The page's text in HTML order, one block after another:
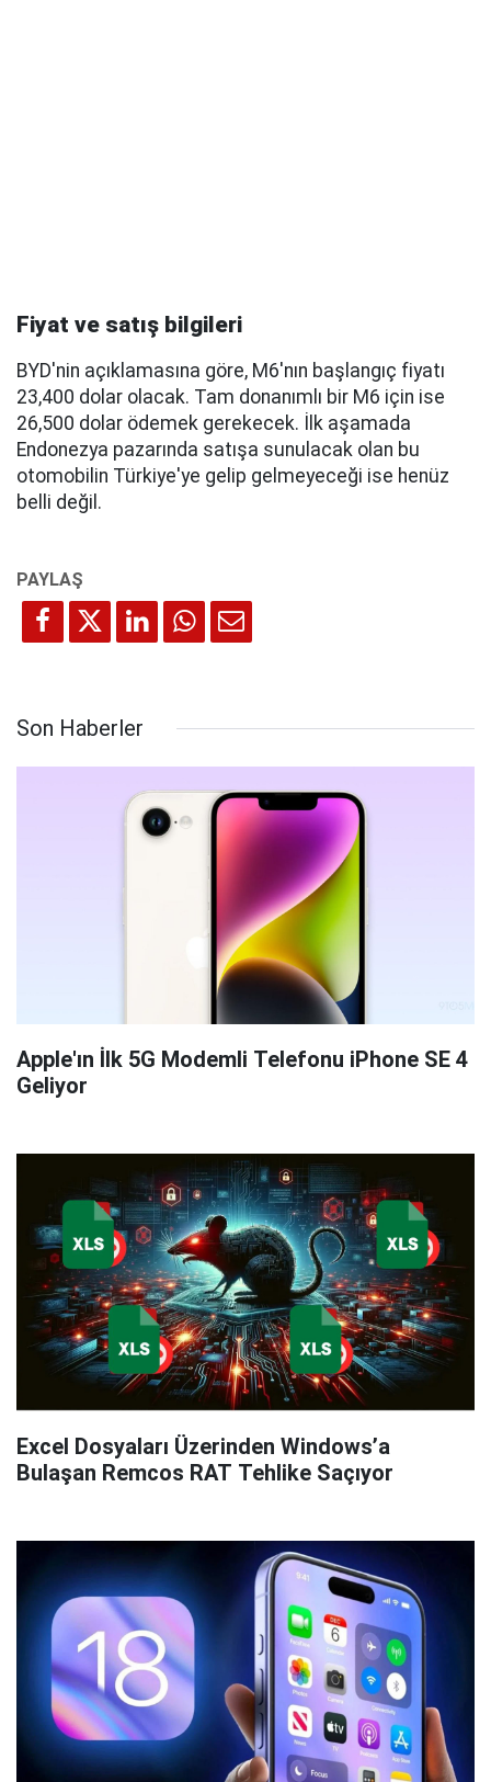
Fiyat ve satış bilgileri
BYD'nin açıklamasına göre, M6'nın başlangıç fiyatı
23,400 dolar olacak. Tam donanımlı bir M6 için ise
26,500 dolar ödemek gerekecek. İlk aşamada
Endonezya pazarında satışa sunulacak olan bu
otomobilin Türkiye'ye gelip gelmeyeceği ise henüz
belli değil.
Son Haberler
Apple'ın İlk 5G Modemli Telefonu iPhone SE 4
Geliyor
Excel Dosyaları Üzerinden Windows’a
Bulaşan Remcos RAT Tehlike Saçıyor